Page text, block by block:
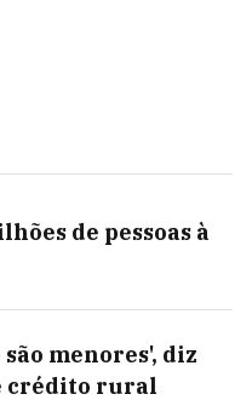
de pessoas à
menores', diz
crédito rural